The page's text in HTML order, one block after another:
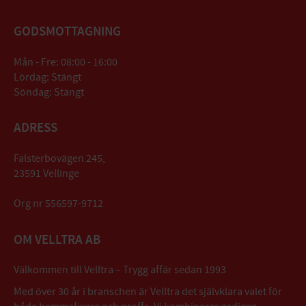
GODSMOTTAGNING
Mån - Fre: 08:00 - 16:00
Lördag: Stängt
Söndag: Stängt
ADRESS
Falsterbovägen 245,
23591 Vellinge
Org nr 556597-9712
OM VELLTRA AB
Välkommen till Velltra – Trygg affär sedan 1993
Med över 30 år i branschen är Velltra det självklara valet för